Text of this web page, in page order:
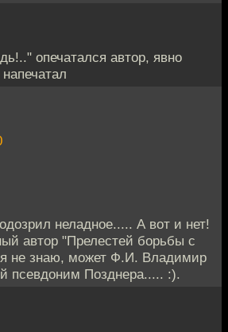
опечатался автор, явно
неладное..... А вот и нет!
автор "Прелестей борьбы с
не знаю, может Ф.И. Владимир
псевдоним Позднера..... :).